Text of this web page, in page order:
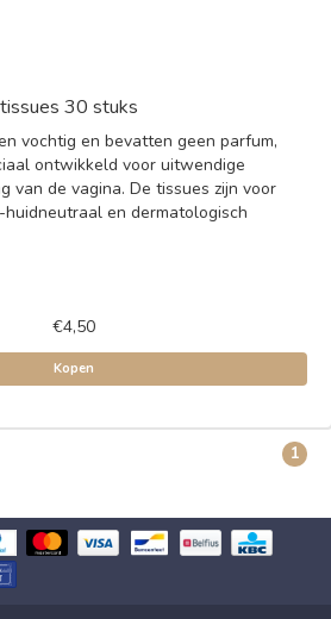
30 stuks
vochtig en bevatten geen parfum,
ontwikkeld voor uitwendige
van de vagina. De tissues zijn voor
en dermatologisch
€4,50
Kopen
1